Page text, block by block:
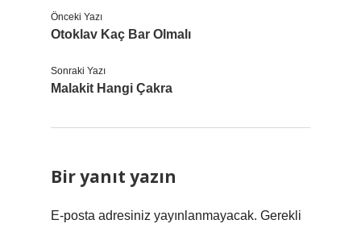
Önceki Yazı
Otoklav Kaç Bar Olmalı
Sonraki Yazı
Malakit Hangi Çakra
Bir yanıt yazın
E-posta adresiniz yayınlanmayacak. Gerekli